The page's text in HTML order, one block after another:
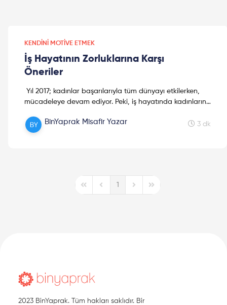
KENDINI MOTIVE ETMEK
İş Hayatının Zorluklarına Karşı
Öneriler
Yıl 2017; kadınlar başarılarıyla tüm dünyayı etkilerken,
mücadeleye devam ediyor. Peki, iş hayatında kadınların
BinYaprak Misafir Yazar 3 dk
First PagePrevious Page
1
Next PageLast Page
2023 BinYaprak. Tüm hakları saklıdır. Bir